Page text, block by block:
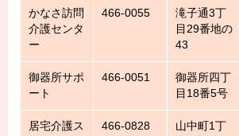
かなさ訪問
介護センタ
ー
466-0055
滝子通3丁
目29番地の
43
御器所サポ
ート
466-0051
御器所四丁
目18番5号
居宅介護ス
466-0828
山中町1丁